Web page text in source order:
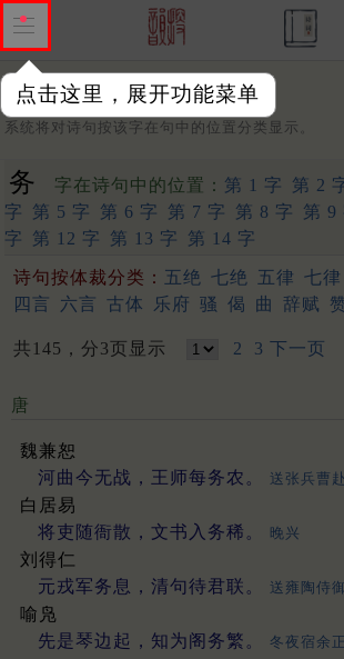
点击这里，展开功能菜单
字：
系统将对诗句按该字在句中的位置分类显示。
务 字在诗句中的位置： 第 1 字 第 2
字
第 5 字 第 6 字 第 7 字 第 8 字 第 9
字
第 12 字 第 13 字 第 14 字
诗句按体裁分类： 五绝 七绝 五律 七律
四言
六言 古体 乐府 骚 偈 曲 辞赋
共145，分3页显示 2 3 下一页
唐
魏兼恕
河曲今无战，王师每务农。
送张兵曹
白居易
将吏随衙散，文书入务稀。
晚兴
刘得仁
元戎军务息，清句待君联。
送雍陶侍
喻凫
先是琴边起，知为阁务繁。
冬夜宿余